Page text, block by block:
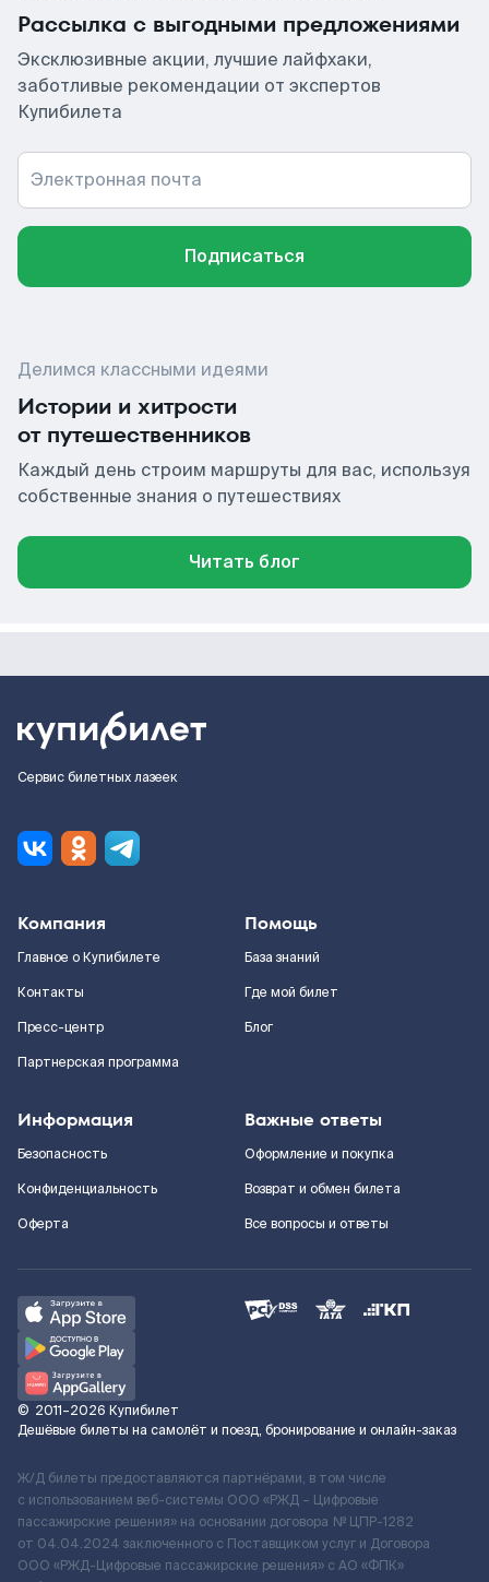
Рассылка с выгодными предложениями
Эксклюзивные акции, лучшие лайфхаки,
заботливые рекомендации от экспертов
Купибилета
Электронная почта
Подписаться
Делимся классными идеями
Истории и хитрости
от путешественников
Каждый день строим маршруты для вас, используя
собственные знания о путешествиях
Читать блог
Сервис билетных лазеек
Компания
Главное о Купибилете
Контакты
Пресс-центр
Партнерская программа
Помощь
База знаний
Где мой билет
Блог
Информация
Безопасность
Конфиденциальность
Оферта
Важные ответы
Оформление и покупка
Возврат и обмен билета
Все вопросы и ответы
© 2011–2026 Купибилет
Дешёвые билеты на самолёт и поезд, бронирование и онлайн-заказ
Ж/Д билеты предоставляются партнёрами, в том числе
с использованием веб-системы ООО «РЖД – Цифровые
пассажирские решения» на основании договора № ЦПР-1282
от 04.04.2024 заключенного с Поставщиком услуг и Договора
ООО «РЖД-Цифровые пассажирские решения» c АО «ФПК»